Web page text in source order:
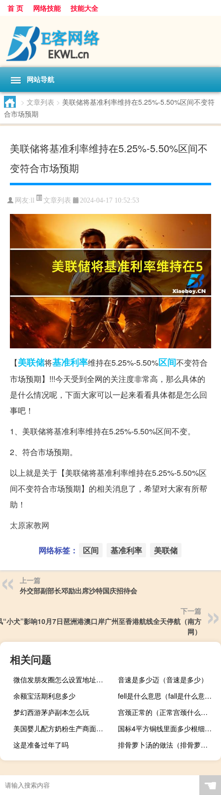
首 页 网络技能 技能大全
网站导航
> 文章列表 > 美联储将基准利率维持在5.25%-5.50%区间不变符
合市场预期
美联储将基准利率维持在5.25%-5.50%区间不
变符合市场预期
网友: 文章列表 2024-04-17 10:52:53
【美联储将基准利率维持在5.25%-5.50%区间不变符合
市场预期】!!!今天受到全网的关注度非常高，那么具体的
是什么情况呢，下面大家可以一起来看看具体都是怎么回
事吧！
1、美联储将基准利率维持在5.25%-5.50%区间不变。
2、符合市场预期。
以上就是关于【美联储将基准利率维持在5.25%-5.50%区
间不变符合市场预期】的相关消息了，希望对大家有所帮
助！
太原家教网
网络标签： 区间 基准利率 美联储
上一篇
外交部副部长邓励出席沙特国庆招待会
下一篇
“小犬”影响10月7日琶洲港澳口岸广州至香港航线全天停航（南方
网）
相关问题
微信发朋友圈怎么设置地址显示（微信发朋友圈怎么设置地址）
音速是多少迈（音速是多少）
余额宝活期利息多少
fell是什么意思（fall是什么意思）
梦幻西游茅庐副本怎么玩
宫颈正常的（正常宫颈什么样）
美国婴儿配方奶粉生产商面临着提前披露污染情况的压力
国标4平方铜线里面多少根细铜丝
这是准备过年了吗
排骨萝卜汤的做法（排骨萝卜汤的家常做法）
☚